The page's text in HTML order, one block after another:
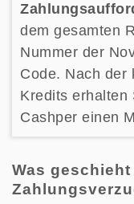
dem gesamten
Nummer der
Code. Nach der
Kredits erhalten
Cashper einen
Was